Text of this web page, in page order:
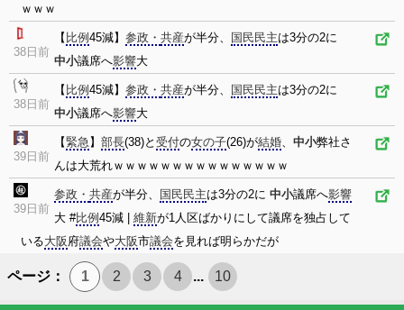
ｗｗｗ
38日前
【 比例 45減】 参政・ 共産が半分、 国民民主は3分の2に
中小議席へ影響大
38日前
【 比例 45減】 参政・ 共産が半分、 国民民主は3分の2に
中小議席へ影響大
39日前
【緊急 】 部長(38)と 受付の女の子(26)が結婚、 中小弊社さ
んは大荒れｗｗｗｗｗｗｗｗｗｗｗｗｗｗｗ
39日前
参政・ 共産が半分、 国民民主は3分の2に 中小議席へ影響
大 #比例 45減 | 維新が1人区ばかりにして議席を独占して
いる大阪 府議会や大阪市議会を見れば明らかだが
ページ： 1 2 3 4 ... 10